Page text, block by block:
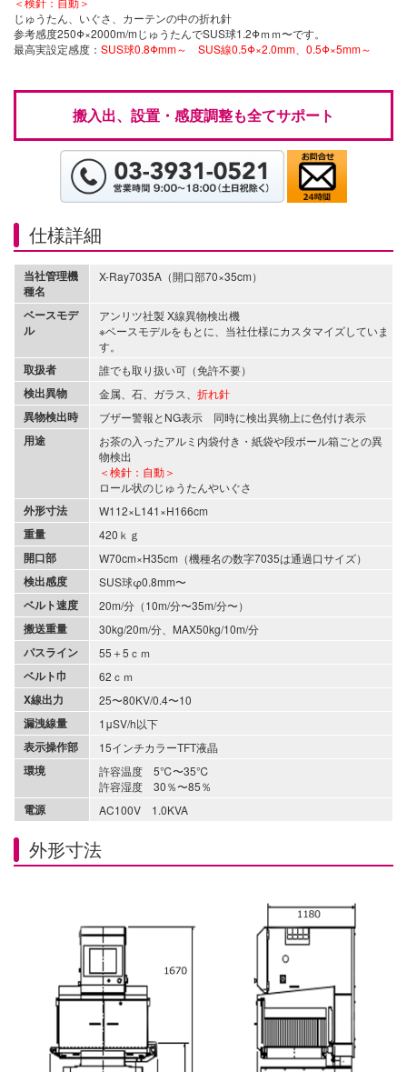
じゅうたん、いぐさ、カーテンの中の折れ針
参考感度250Φ×2000m/mじゅうたんでSUS球1.2Φｍｍ〜です。
最高実設定感度： SUS球0.8Φmm～ SUS線0.5Φ×2.0mm、0.5Φ×5mm～
搬入出、設置・感度調整も全てサポート
仕様詳細
当社管理機
種名
X-Ray7035A（開口部70×35cm）
ベースモデ
ル
アンリツ社製 X線異物検出機
※ベースモデルをもとに、当社仕様にカスタマイズしていま
す。
取扱者 誰でも取り扱い可（免許不要）
検出異物 金属、石、ガラス、 折れ針
異物検出時 ブザー警報とNG表示 同時に検出異物上に色付け表示
用途
お茶の入ったアルミ内袋付き・紙袋や段ボール箱ごとの異
物検出
＜検針：自動＞
ロール状のじゅうたんやいぐさ
外形寸法 W112×L141×H166cm
重量 420ｋｇ
開口部 W70cm×H35cm（機種名の数字7035は通過口サイズ）
検出感度 SUS球φ0.8mm〜
ベルト速度 20m/分（10m/分〜35m/分〜）
搬送重量 30kg/20m/分、MAX50kg/10m/分
パスライン 55＋5ｃｍ
ベルト巾 62ｃｍ
X線出力 25〜80KV/0.4〜10
漏洩線量 1μSV/h以下
表示操作部 15インチカラーTFT液晶
環境
許容温度 5℃〜35℃
許容湿度 30％〜85％
電源 AC100V 1.0KVA
外形寸法